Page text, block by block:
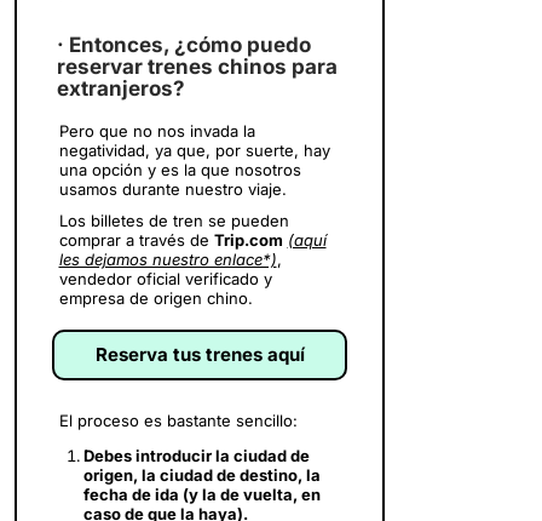
· Entonces, ¿cómo puedo
reservar trenes chinos para
extranjeros?
Pero que no nos invada la
negatividad, ya que, por suerte, hay
una opción y es la que nosotros
usamos durante nuestro viaje.
Los billetes de tren se pueden
comprar a través de Trip.com (aquí
les dejamos nuestro enlace*),
vendedor oficial verificado y
empresa de origen chino.
Reserva tus trenes aquí
El proceso es bastante sencillo:
Debes introducir la ciudad de
origen, la ciudad de destino, la
fecha de ida (y la de vuelta, en
caso de que la haya).